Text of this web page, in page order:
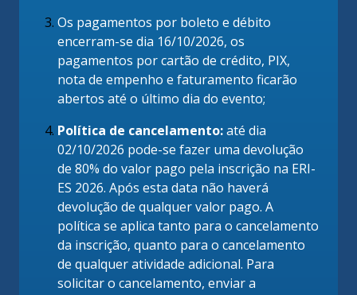
Os pagamentos por boleto e débito
encerram-se dia 16/10/2026, os
pagamentos por cartão de crédito, PIX,
nota de empenho e faturamento ficarão
abertos até o último dia do evento;
Política de cancelamento:até dia
02/10/2026 pode-se fazer uma devolução
de 80% do valor pago pela inscrição na ERI-
ES 2026. Após esta data não haverá
devolução de qualquer valor pago. A
política se aplica tanto para o cancelamento
da inscrição, quanto para o cancelamento
de qualquer atividade adicional. Para
solicitar o cancelamento, enviar a